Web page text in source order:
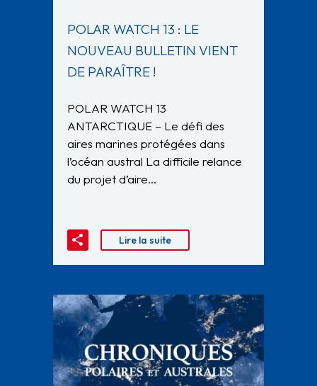
POLAR WATCH 13 : LE
NOUVEAU BULLETIN VIENT
DE PARAÎTRE !
POLAR WATCH 13
ANTARCTIQUE – Le défi des
aires marines protégées dans
l’océan austral La difficile relance
du projet d’aire…
Lire la suite